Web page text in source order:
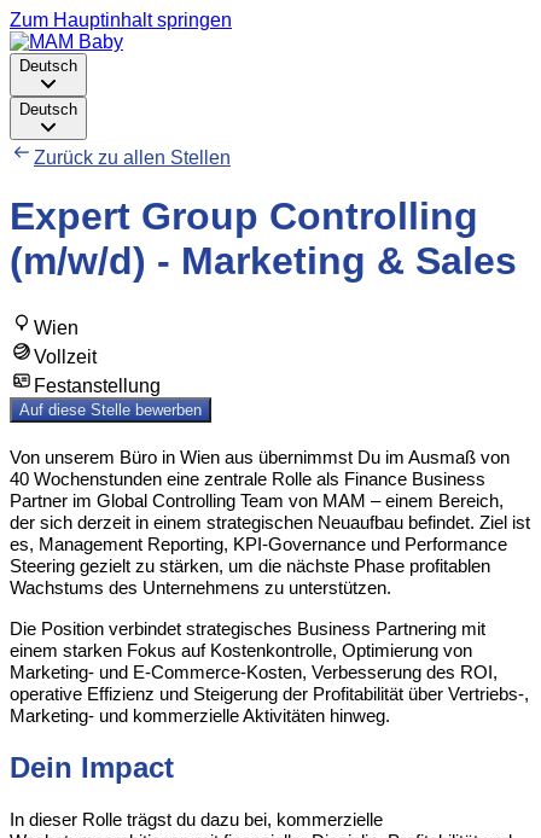
Zum Hauptinhalt springen
Deutsch
Deutsch
Zurück zu allen Stellen
Expert Group Controlling
(m/w/d) - Marketing & Sales
Wien
Vollzeit
Festanstellung
Auf diese Stelle bewerben
Von unserem Büro in Wien aus übernimmst Du im Ausmaß von
40 Wochenstunden eine zentrale Rolle als Finance Business
Partner im Global Controlling Team von MAM – einem Bereich,
der sich derzeit in einem strategischen Neuaufbau befindet. Ziel ist
es, Management Reporting, KPI-Governance und Performance
Steering gezielt zu stärken, um die nächste Phase profitablen
Wachstums des Unternehmens zu unterstützen.
Die Position verbindet strategisches Business Partnering mit
einem starken Fokus auf Kostenkontrolle, Optimierung von
Marketing- und E-Commerce-Kosten, Verbesserung des ROI,
operative Effizienz und Steigerung der Profitabilität über Vertriebs-,
Marketing- und kommerzielle Aktivitäten hinweg.
Dein Impact
In dieser Rolle trägst du dazu bei, kommerzielle